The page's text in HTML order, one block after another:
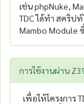
เช่น phpNuke,
TDC ได้ทำ สคริป
Mambo Module
การใช้งานผ่าน
เพื่อให้โครงการ